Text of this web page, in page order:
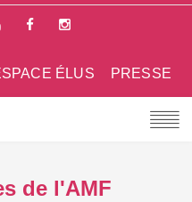
PRESSE
ÉLUS
de l'AMF